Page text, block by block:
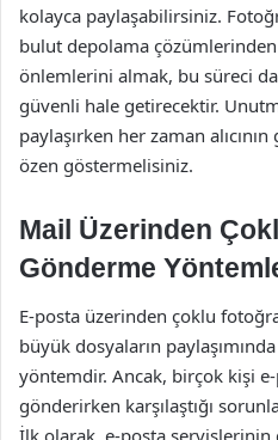
kolayca paylaşabilirsiniz.
bulut depolama
önlemlerini almak, bu süreci
güvenli hale getirecektir.
paylaşırken her zaman
özen göstermelisiniz.
Mail Üzerinden
Gönderme
E-posta üzerinden çoklu
büyük dosyaların
yöntemdir. Ancak, birçok kişi
gönderirken karşılaştığı
İlk olarak, e-posta servislerinin